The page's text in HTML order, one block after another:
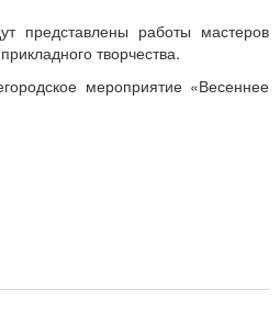
представлены работы мастеров
творчества.
мероприятие «Весеннее